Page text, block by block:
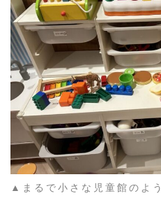
▲まるで小さな児童館のよう